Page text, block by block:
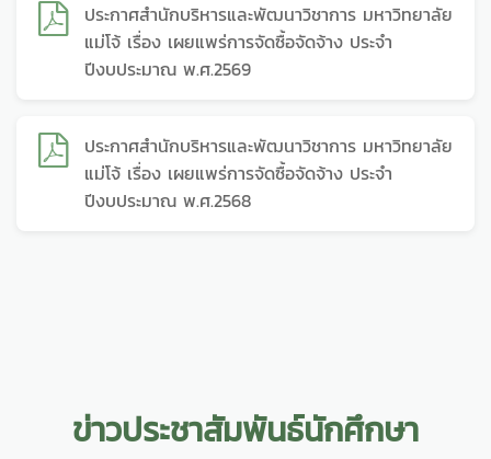
ประกาศสำนักบริหารและพัฒนาวิชาการ มหาวิทยาลัย
แม่โจ้ เรื่อง เผยแพร่การจัดซื้อจัดจ้าง ประจำ
ปีงบประมาณ พ.ศ.2569
ประกาศสำนักบริหารและพัฒนาวิชาการ มหาวิทยาลัย
แม่โจ้ เรื่อง เผยแพร่การจัดซื้อจัดจ้าง ประจำ
ปีงบประมาณ พ.ศ.2568
ข่าวประชาสัมพันธ์นักศึกษา